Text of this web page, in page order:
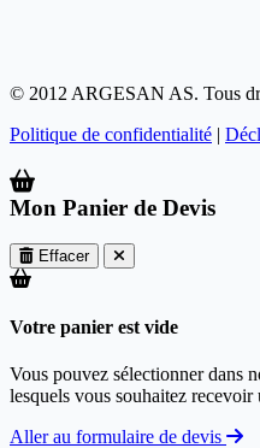
© 2012 ARGESAN AS. Tous
Politique de confidentialité |
Mon Panier de Devis
Effacer
Votre panier est vide
Vous pouvez sélectionner dans
lesquels vous souhaitez recevoir
Aller au formulaire de devis